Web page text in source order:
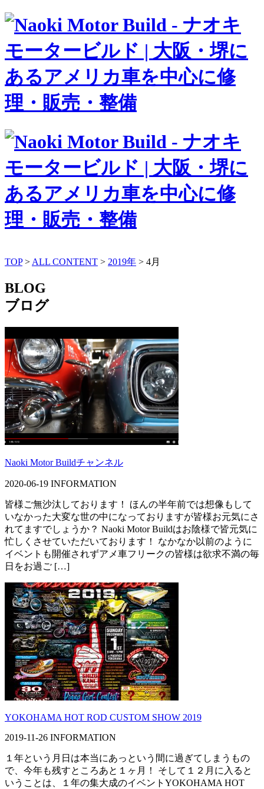
TOP> ALL CONTENT > 2019年 > 4月
BLOG
ブログ
Naoki Motor Buildチャンネル
2020-06-19 INFORMATION
皆様ご無沙汰しております！ ほんの半年前では想像もして
いなかった大変な世の中になっておりますが皆様お元気にさ
れてますでしょうか？ Naoki Motor Buildはお陰様で皆元気に
忙しくさせていただいております！ なかなか以前のように
イベントも開催されずアメ車フリークの皆様は欲求不満の毎
日をお過ご […]
YOKOHAMA HOT ROD CUSTOM SHOW 2019
2019-11-26 INFORMATION
１年という月日は本当にあっという間に過ぎてしまうもの
で、今年も残すところあと１ヶ月！ そして１２月に入ると
いうことは、１年の集大成のイベントYOKOHAMA HOT